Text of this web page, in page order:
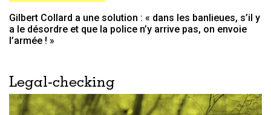
Gilbert Collard a une solution : « dans les banlieues, s’il y
a le désordre et que la police n’y arrive pas, on envoie
l’armée ! »
Legal-checking